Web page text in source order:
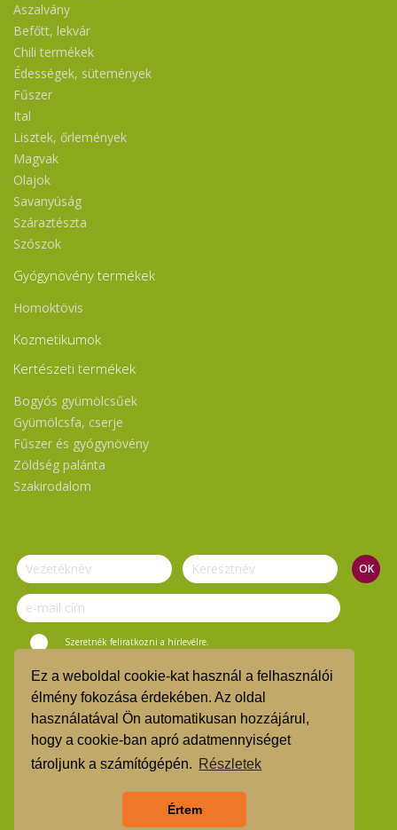
Ez a weboldal cookie-kat használ a felhasználói
élmény fokozása érdekében. Az oldal
használatával Ön automatikusan hozzájárul,
hogy a cookie-ban apró adatmennyiséget
tároljunk a számítógépén. Részletek
Értem
Aszalvány
Befőtt, lekvár
Chili termékek
Édességek, sütemények
Fűszer
Ital
Lisztek, őrlemények
Magvak
Olajok
Savanyúság
Száraztészta
Szószok
Gyógynövény termékek
Homoktövis
Kozmetikumok
Kertészeti termékek
Bogyós gyümölcsűek
Gyümölcsfa, cserje
Fűszer és gyógynövény
Zöldség palánta
Szakirodalom
Szeretnék feliratkozni a hírlevélre.
© Vasi Zöld Kosár 2019.
ÁSZF
TMR
Árgarancia